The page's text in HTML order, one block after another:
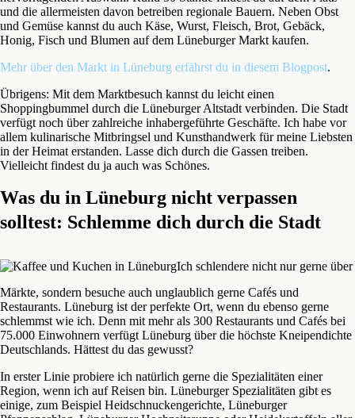
und die allermeisten davon betreiben regionale Bauern. Neben Obst
und Gemüse kannst du auch Käse, Wurst, Fleisch, Brot, Gebäck,
Honig, Fisch und Blumen auf dem Lüneburger Markt kaufen.
Mehr über den Markt in Lüneburg erfährst du in diesem Blogpost.
Übrigens: Mit dem Marktbesuch kannst du leicht einen
Shoppingbummel durch die Lüneburger Altstadt verbinden. Die Stadt
verfügt noch über zahlreiche inhabergeführte Geschäfte. Ich habe vor
allem kulinarische Mitbringsel und Kunsthandwerk für meine Liebsten
in der Heimat erstanden. Lasse dich durch die Gassen treiben.
Vielleicht findest du ja auch was Schönes.
Was du in Lüneburg nicht verpassen
solltest: Schlemme dich durch die Stadt
Ich schlendere nicht nur gerne über
Märkte, sondern besuche auch unglaublich gerne Cafés und
Restaurants. Lüneburg ist der perfekte Ort, wenn du ebenso gerne
schlemmst wie ich. Denn mit mehr als 300 Restaurants und Cafés bei
75.000 Einwohnern verfügt Lüneburg über die höchste Kneipendichte
Deutschlands. Hättest du das gewusst?
In erster Linie probiere ich natürlich gerne die Spezialitäten einer
Region, wenn ich auf Reisen bin. Lüneburger Spezialitäten gibt es
einige, zum Beispiel Heidschnuckengerichte, Lüneburger